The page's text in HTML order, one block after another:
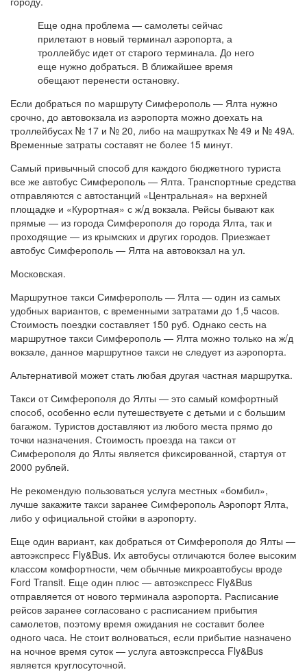
Еще одна проблема — самолеты сейчас
прилетают в новый терминал аэропорта, а
троллейбус идет от старого терминала. До него
еще нужно добраться. В ближайшее время
обещают перенести остановку.
Если добраться по маршруту Симферополь — Ялта нужно
срочно, до автовокзала из аэропорта можно доехать на
троллейбусах № 17 и № 20, либо на машрутках № 49 и № 49А.
Временные затраты составят не более 15 минут.
Самый привычный способ для каждого бюджетного туриста
все же автобус Симферополь — Ялта. Транспортные средства
отправляются с автостанций «Центральная» на верхней
площадке и «Курортная» с ж/д вокзала. Рейсы бывают как
прямые — из города Симферополя до города Ялта, так и
проходящие — из крымских и других городов. Приезжает
автобус Симферополь — Ялта на автовокзал на ул.
Московская.
Маршрутное такси Симферополь — Ялта — один из самых
удобных вариантов, с временными затратами до 1,5 часов.
Стоимость поездки составляет 150 руб. Однако сесть на
маршрутное такси Симферополь — Ялта можно только на ж/д
вокзале, данное маршрутное такси не следует из аэропорта.
Альтернативой может стать любая другая частная маршрутка.
Такси от Симферополя до Ялты — это самый комфортный
способ, особенно если путешествуете с детьми и с большим
багажом. Туристов доставляют из любого места прямо до
точки назначения. Стоимость проезда на такси от
Симферополя до Ялты является фиксированной, стартуя от
2000 рублей.
Не рекомендую пользоваться услуга местных «бомбил»,
лучше закажите такси заранее Симферополь Аэропорт Ялта,
либо у официальной стойки в аэропорту.
Еще один вариант, как добраться от Симферополя до Ялты —
автоэкспресс Fly&Bus. Их автобусы отличаются более высоким
классом комфортности, чем обычные микроавтобусы вроде
Ford Transit. Еще один плюс — автоэкспресс Fly&Bus
отправляется от нового терминала аэропорта. Расписание
рейсов заранее согласовано с расписанием прибытия
самолетов, поэтому время ожидания не составит более
одного часа. Не стоит волноваться, если прибытие назначено
на ночное время суток — услуга автоэкспресса Fly&Bus
является круглосуточной.